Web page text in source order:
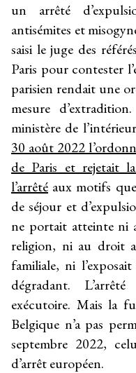
un arrêté
antisémites et
saisi le juge des
Paris pour contester
parisien rendait une
mesure
ministère de
30 août 2022
de Paris et rejetait
l’arrêté aux motifs
de séjour et
ne portait atteinte ni
religion, ni au droit
familiale, ni
dégradant.
exécutoire. Mais la
Belgique n’a pas
septembre 2022,
d’arrêt européen.